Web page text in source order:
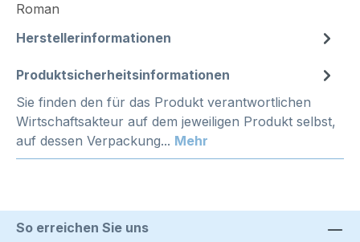
Roman
Herstellerinformationen
Produktsicherheitsinformationen
Sie finden den für das Produkt verantwortlichen
Wirtschaftsakteur auf dem jeweiligen Produkt selbst,
auf dessen Verpackung... Mehr
So erreichen Sie uns